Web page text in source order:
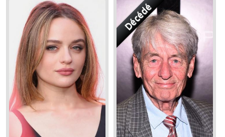
Décédé